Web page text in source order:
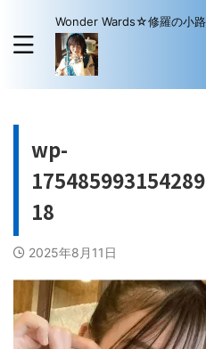
Wonder Wards☆修羅の小路
wp-
18
2025年8月11日